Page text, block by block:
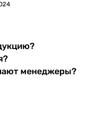
менеджеры?